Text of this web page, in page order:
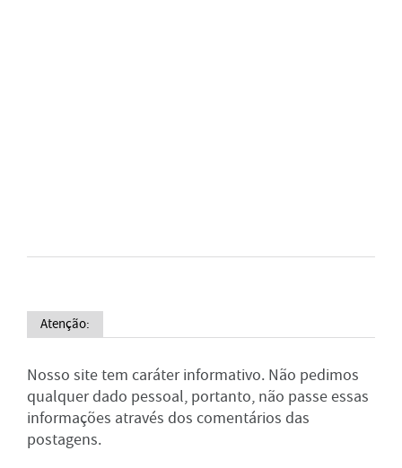
Atenção:
Nosso site tem caráter informativo. Não pedimos
qualquer dado pessoal, portanto, não passe essas
informações através dos comentários das
postagens.